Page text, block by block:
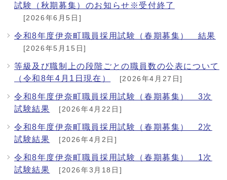
試験（秋期募集）のお知らせ※受付終了
[2026年6月5日]
令和8年度伊奈町職員採用試験（春期募集） 結果
[2026年5月15日]
等級及び職制上の段階ごとの職員数の公表について
（令和8年4月1日現在）
[2026年4月27日]
令和8年度伊奈町職員採用試験（春期募集） 3次
試験結果
[2026年4月22日]
令和8年度伊奈町職員採用試験（春期募集） 2次
試験結果
[2026年4月2日]
令和8年度伊奈町職員採用試験（春期募集） 1次
試験結果
[2026年3月18日]